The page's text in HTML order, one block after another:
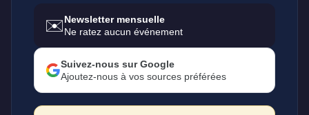
✉️Newsletter mensuelle
Ne ratez aucun événement
Suivez-nous sur Google
Ajoutez-nous à vos sources préférées